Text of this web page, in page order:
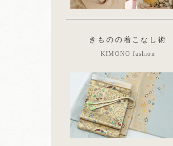
きものの着こなし術
KIMONO fashion